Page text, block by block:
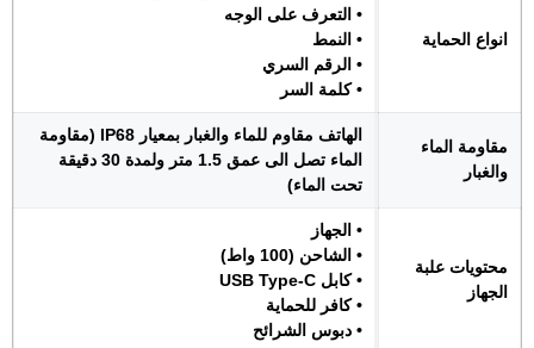
انواع الحماية
• التعرف على الوجه
• النمط
• الرقم السري
• كلمة السر
مقاومة الماء
والغبار
الهاتف مقاوم للماء والغبار بمعيار IP68 (مقاومة
الماء تصل الى عمق 1.5 متر ولمدة 30 دقيقة
تحت الماء)
محتويات علبة
الجهاز
• الجهاز
• الشاحن (100 واط)
• كابل USB Type-C
• كافر للحماية
• دبوس الشرائح